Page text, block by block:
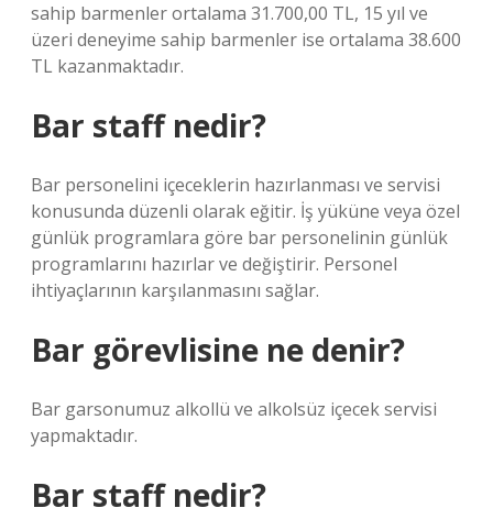
sahip barmenler ortalama 31.700,00 TL, 15 yıl ve
üzeri deneyime sahip barmenler ise ortalama 38.600
TL kazanmaktadır.
Bar staff nedir?
Bar personelini içeceklerin hazırlanması ve servisi
konusunda düzenli olarak eğitir. İş yüküne veya özel
günlük programlara göre bar personelinin günlük
programlarını hazırlar ve değiştirir. Personel
ihtiyaçlarının karşılanmasını sağlar.
Bar görevlisine ne denir?
Bar garsonumuz alkollü ve alkolsüz içecek servisi
yapmaktadır.
Bar staff nedir?